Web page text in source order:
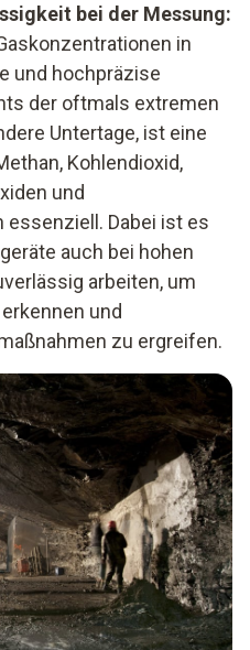
bei der Messung:
in
und hochpräzise
der oftmals extremen
Untertage, ist eine
Kohlendioxid,
und
Dabei ist es
auch bei hohen
arbeiten, um
und
zu ergreifen.